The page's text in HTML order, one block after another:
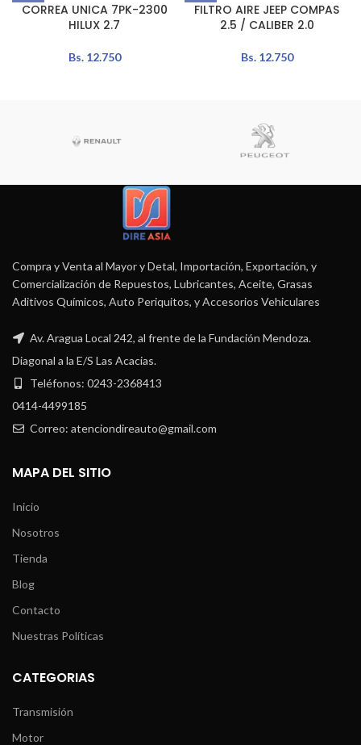
CORREA UNICA 7PK-2300
HILUX 2.7
Bs.12.750
FILTRO AIRE JEEP COMPAS
2.5 / CALIBER 2.0
Bs.12.750
Compra y Venta al Mayor y Detal, Importación, Exportación, y
Comercialización de Repuestos, Lubricantes, Aceite, Grasas
Aditivos Químicos, Auto Periquitos, y Accesorios Vehiculares
Av. Aragua Local 242, al frente de la Fundación Mendoza.
Diagonal a la E/S Las Acacias.
Teléfonos: 0243-2368413
0414-4499185
Correo: atenciondireauto@gmail.com
MAPA DEL SITIO
Inicio
Nosotros
Tienda
Blog
Contacto
Nuestras Políticas
CATEGORIAS
Transmisión
Motor